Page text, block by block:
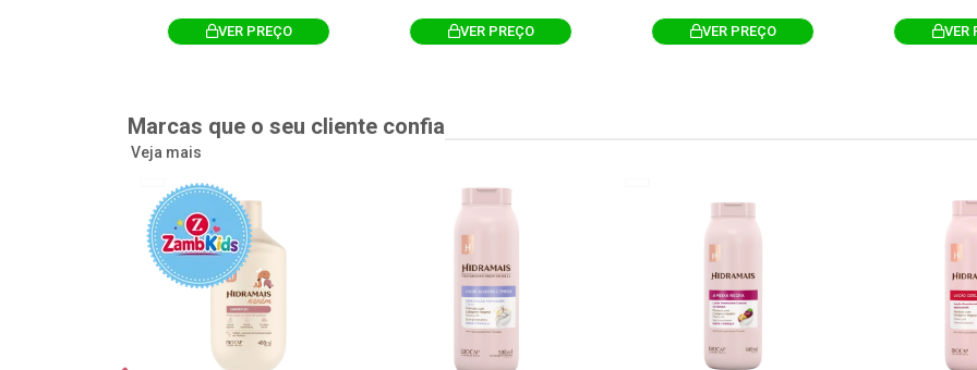
VER PREÇO VER PREÇO VER PREÇO VER
Marcas que o seu cliente confia
Veja mais